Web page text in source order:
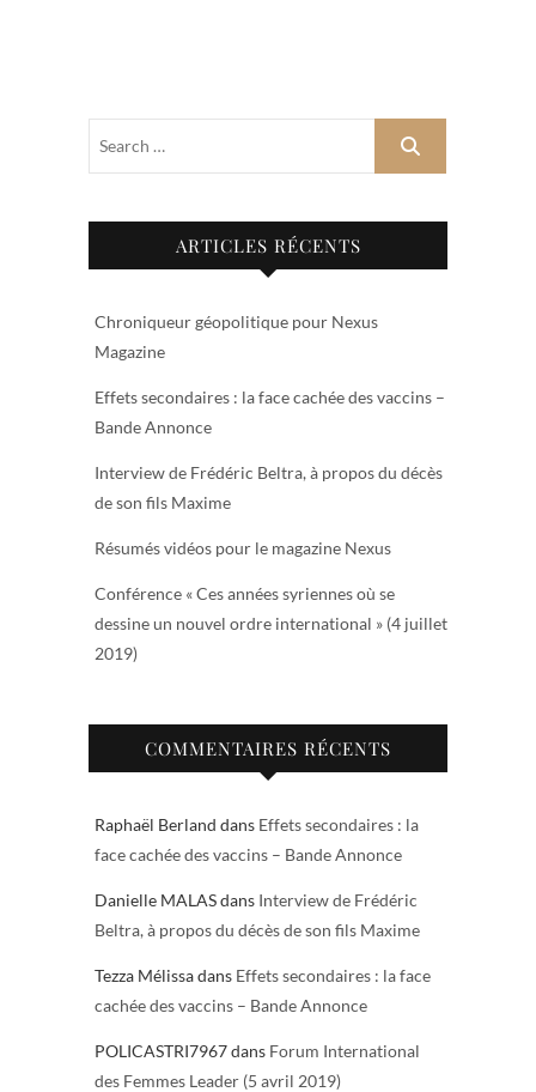
ARTICLES RÉCENTS
Chroniqueur géopolitique pour Nexus
Magazine
Effets secondaires : la face cachée des vaccins –
Bande Annonce
Interview de Frédéric Beltra, à propos du décès
de son fils Maxime
Résumés vidéos pour le magazine Nexus
Conférence « Ces années syriennes où se
dessine un nouvel ordre international » (4 juillet
2019)
COMMENTAIRES RÉCENTS
Raphaël Berland dans Effets secondaires : la
face cachée des vaccins – Bande Annonce
Danielle MALASdans Interview de Frédéric
Beltra, à propos du décès de son fils Maxime
Tezza Mélissadans Effets secondaires : la face
cachée des vaccins – Bande Annonce
POLICASTRI7967dans Forum International
des Femmes Leader (5 avril 2019)